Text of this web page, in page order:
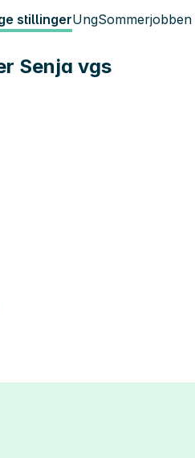
stillingerUngSommerjobben
Senja vgs